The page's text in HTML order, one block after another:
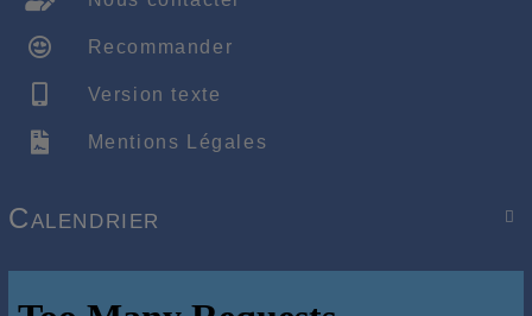
Recommander
Version texte
Mentions Légales

Calendrier